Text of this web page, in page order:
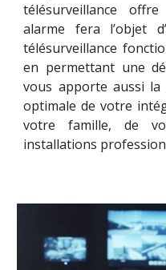
télésurveillance
alarme fera l’objet
télésurveillance
en permettant une
vous apporte aussi la
optimale de votre
votre famille, de
installations